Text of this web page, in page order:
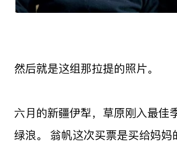
然后就是这组那拉提的照片。
六月的新疆伊犁，草原刚入最佳
绿浪。 翁帆这次买票是买给妈妈